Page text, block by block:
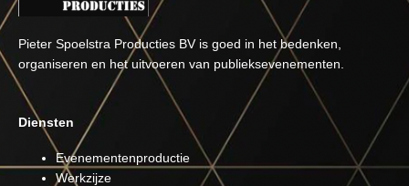
Pieter Spoelstra Producties BV is goed in het bedenken,
organiseren en het uitvoeren van publieksevenementen.
Diensten
Evenementenproductie
Werkzijze